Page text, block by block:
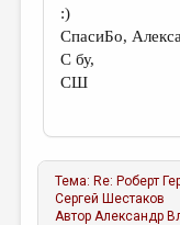
ВКОНТАКТЕ
:)
СпасиБо,
С бу,
СШ
Тема: Re: Роберт
Сергей Шестаков
АвторАлександр